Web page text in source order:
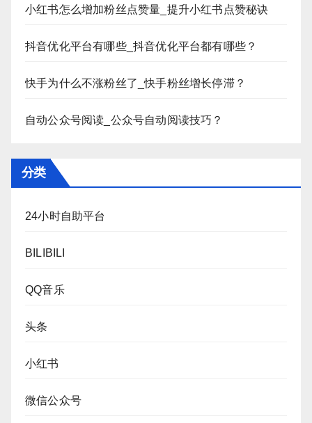
小红书怎么增加粉丝点赞量_提升小红书点赞秘诀
抖音优化平台有哪些_抖音优化平台都有哪些？
快手为什么不涨粉丝了_快手粉丝增长停滞？
自动公众号阅读_公众号自动阅读技巧？
分类
24小时自助平台
BILIBILI
QQ音乐
头条
小红书
微信公众号